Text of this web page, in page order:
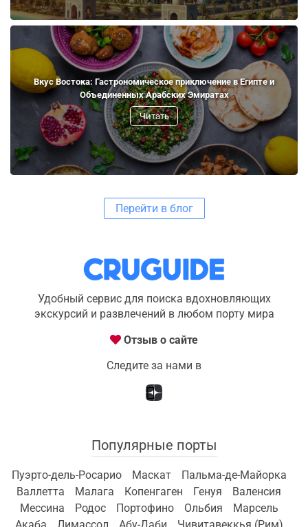
Вкус Востока: Гастрономическое приключение в Египте и
Объединенных Арабских Эмиратах
Читать
Перейти в блог
Удобный сервис для поиска вдохновляющих
экскурсий и развлечений в любом порту мира
Отзыв о сайте
Следите за нами в
Популярные порты
Пуэрто-дель-Росарио Маскат
Пальма-де-Майорка
Валлетта
Малага Копенгаген Генуя
Валенсия
Мессина
Родос Портофино Ольбия
Марсель